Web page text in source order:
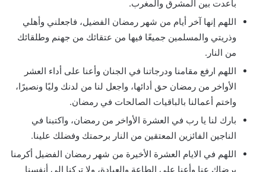
باعدت بين المشرق والمغرب.
اللهم إنها آخر أيام من شهر رمضان الفضيل، فاجعلني وأهلي
وذريتي والمسلمين جميعًا فيها من عتقائك من جهنم وطلقائك
من النار.
اللهم ارفع مقامنا ودرجاتنا في الجنان وأعنا على أداء العشر
الأواخر من رمضان حق أدائها، واجعل لنا من لدنك وليًا ونصيرًا،
واختم أعمالنا بالباقيات الصالحات في رمضان.
بارك لنا يا رب في العشرة الأواخر من رمضان، واكتبنا في
الناجين الفائزين المعتقين من النار برحمتك وفضلك علينا.
اللهم في الايام العشرة الأخيرة من شهر رمضان الفضيل أكرمنا
برضاك عنا وأعنا على الطاعة والعبادة، ولا تركنا إلى أنفسنا